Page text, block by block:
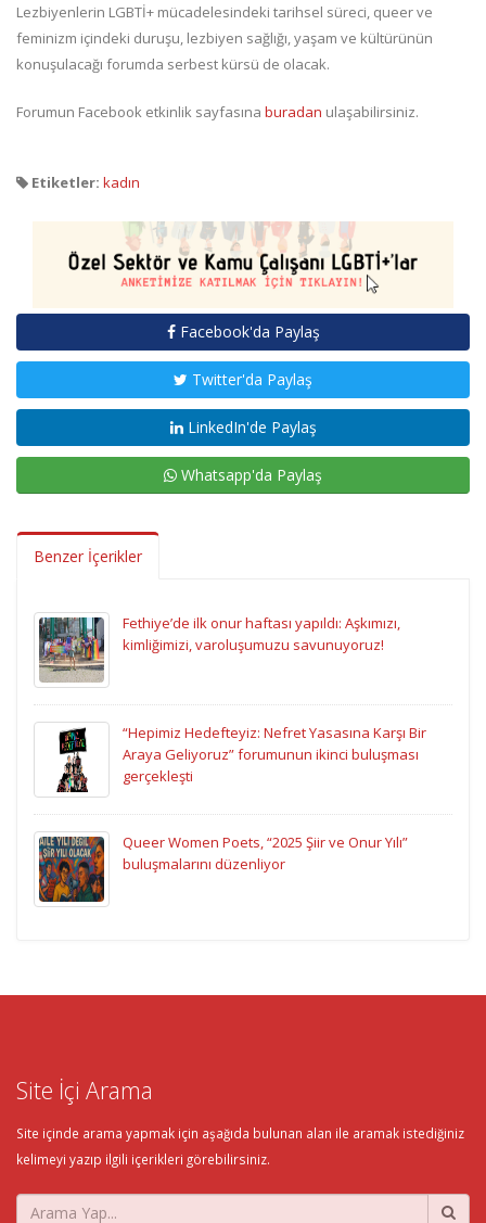
Lezbiyenlerin LGBTİ+ mücadelesindeki tarihsel süreci, queer ve
feminizm içindeki duruşu, lezbiyen sağlığı, yaşam ve kültürünün
konuşulacağı forumda serbest kürsü de olacak.
Forumun Facebook etkinlik sayfasına buradan ulaşabilirsiniz.
Etiketler: kadın
Facebook'da Paylaş
Twitter'da Paylaş
LinkedIn'de Paylaş
Whatsapp'da Paylaş
Benzer İçerikler
Fethiye’de ilk onur haftası yapıldı: Aşkımızı,
kimliğimizi, varoluşumuzu savunuyoruz!
“Hepimiz Hedefteyiz: Nefret Yasasına Karşı Bir
Araya Geliyoruz” forumunun ikinci buluşması
gerçekleşti
Queer Women Poets, “2025 Şiir ve Onur Yılı”
buluşmalarını düzenliyor
Site İçi Arama
Site içinde arama yapmak için aşağıda bulunan alan ile aramak istediğiniz
kelimeyi yazıp ilgili içerikleri görebilirsiniz.